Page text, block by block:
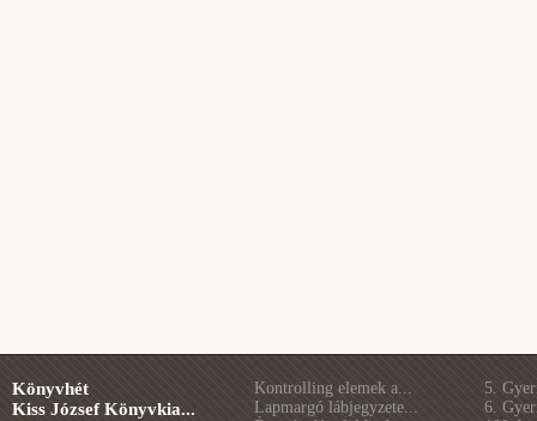
Könyvhét
Kiss József Könyvkia...
Kontrolling elemek a...
Lapmargó lábjegyzete...
5.
6.